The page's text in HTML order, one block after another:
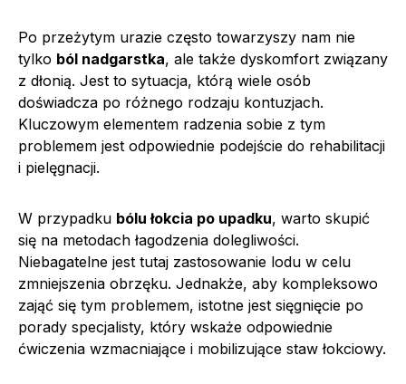
Po przeżytym urazie często towarzyszy nam nie
tylko ból nadgarstka, ale także dyskomfort związany
z dłonią. Jest to sytuacja, którą wiele osób
doświadcza po różnego rodzaju kontuzjach.
Kluczowym elementem radzenia sobie z tym
problemem jest odpowiednie podejście do rehabilitacji
i pielęgnacji.
W przypadku bólu łokcia po upadku, warto skupić
się na metodach łagodzenia dolegliwości.
Niebagatelne jest tutaj zastosowanie lodu w celu
zmniejszenia obrzęku. Jednakże, aby kompleksowo
zająć się tym problemem, istotne jest sięgnięcie po
porady specjalisty, który wskaże odpowiednie
ćwiczenia wzmacniające i mobilizujące staw łokciowy.